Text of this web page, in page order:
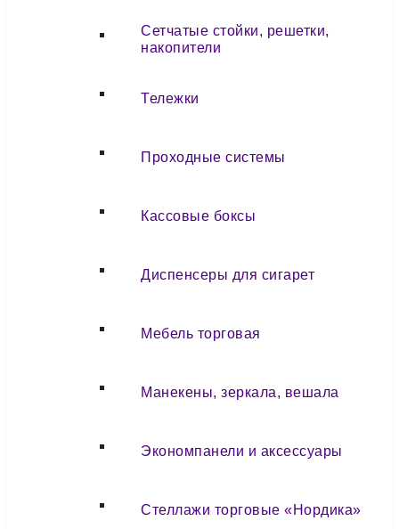
Сетчатые стойки, решетки,
накопители
Тележки
Проходные системы
Кассовые боксы
Диспенсеры для сигарет
Мебель торговая
Манекены, зеркала, вешала
Экономпанели и аксессуары
Стеллажи торговые «Нордика»